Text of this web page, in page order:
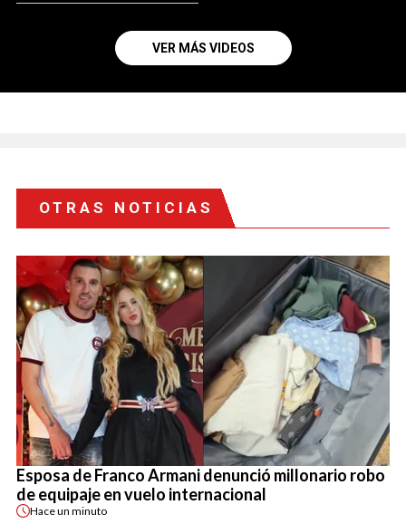
VER MÁS VIDEOS
OTRAS NOTICIAS
Esposa de Franco Armani denunció millonario robo
de equipaje en vuelo internacional
Haceun minuto